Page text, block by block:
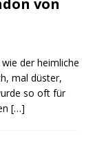
von
der heimliche
mal düster,
so oft für
[…]